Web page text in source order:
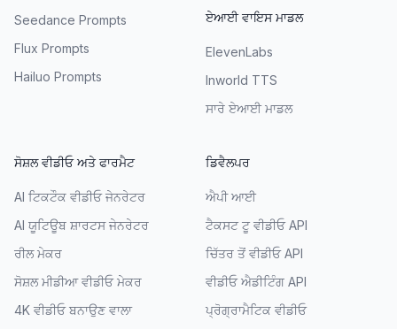
Seedance Prompts
Flux Prompts
Hailuo Prompts
ਏਆਈ ਵਾਇਸ ਮਾਡਲ
ElevenLabs
Inworld TTS
ਸਾਰੇ ਏਆਈ ਮਾਡਲ
ਸੋਸ਼ਲ ਵੀਡੀਓ ਅਤੇ ਫਾਰਮੈਟ
AI ਟਿਕਟੌਕ ਵੀਡੀਓ ਜੇਨਰੇਟਰ
AI ਯੂਟਿਊਬ ਸ਼ਾਰਟਸ ਜੇਨਰੇਟਰ
ਰੀਲ ਮੇਕਰ
ਸੋਸ਼ਲ ਮੀਡੀਆ ਵੀਡੀਓ ਮੇਕਰ
4K ਵੀਡੀਓ ਬਨਾਉਣ ਵਾਲਾ
ਡਿਵੈਲਪਰ
ਐਪੀ ਆਈ
ਟੈਕਸਟ ਟੂ ਵੀਡੀਓ API
ਚਿੱਤਰ ਤੋਂ ਵੀਡੀਓ API
ਵੀਡੀਓ ਐਡੀਟਿੰਗ API
ਪ੍ਰੋਗ੍ਰਾਮੈਟਿਕ ਵੀਡੀਓ